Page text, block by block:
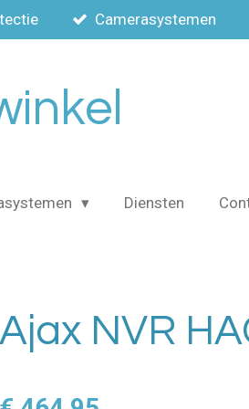
Camerasystemen
Diensten
Ajax NVR